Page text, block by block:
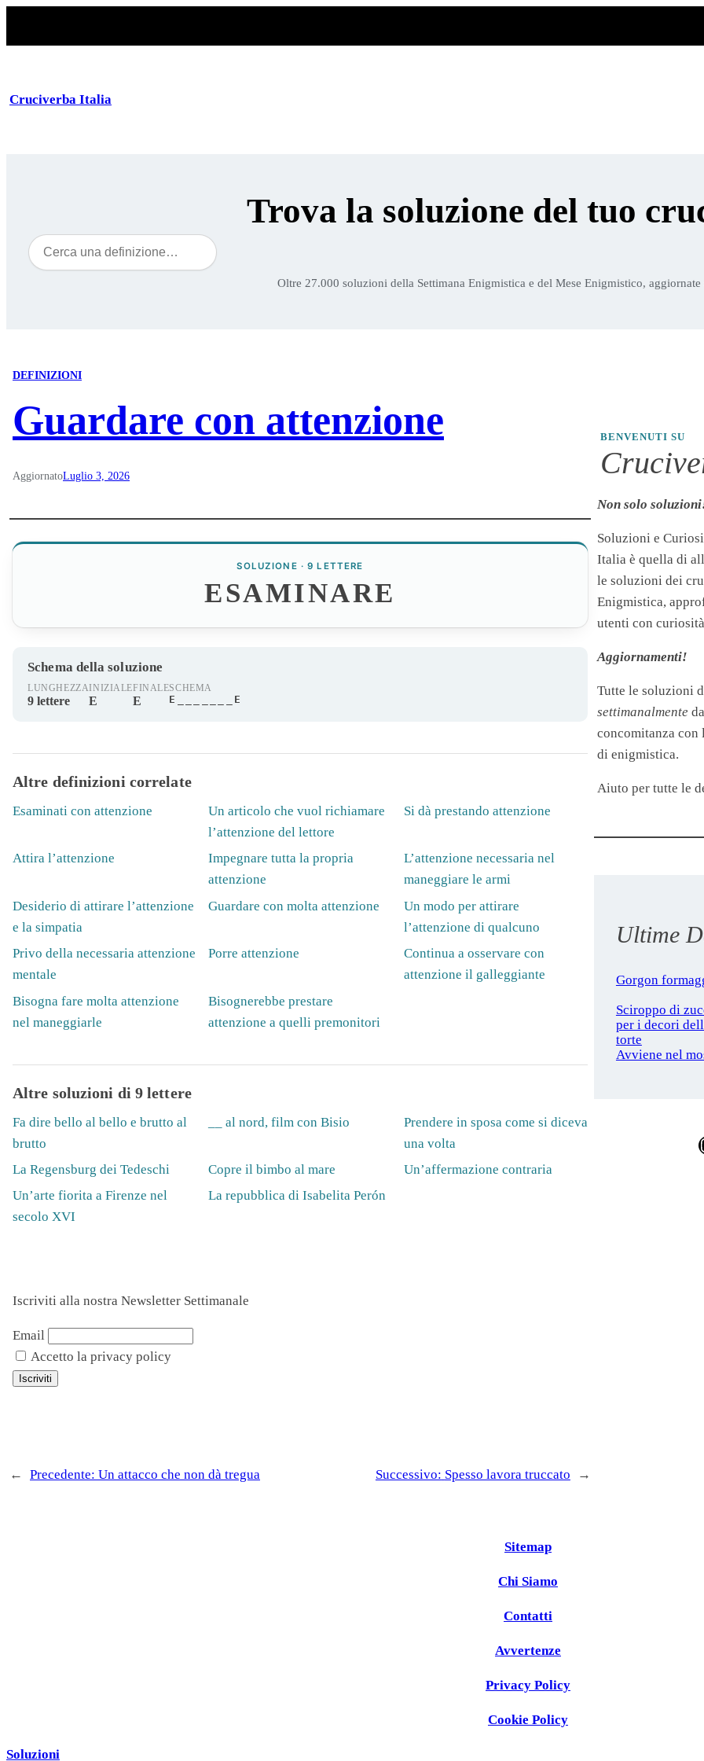
Cruciverba Italia
Trova la soluzione del tuo
Cerca
Oltre 27.000 soluzioni della Settimana Enigmistica e del Mese Enigmistico, aggiornate
DEFINIZIONI
Guardare con attenzione
AggiornatoLuglio 3, 2026
SOLUZIONE · 9 LETTERE
ESAMINARE
Schema della soluzione
LUNGHEZZA
9 lettere
INIZIALE
E
FINALE
E
SCHEMA
E_______E
Altre definizioni correlate
Esaminati con attenzione
Un articolo che vuol richiamare
l’attenzione del lettore
Si dà prestando attenzione
Attira l’attenzione
Impegnare tutta la propria
attenzione
L’attenzione necessaria nel
maneggiare le armi
Desiderio di attirare l’attenzione
e la simpatia
Guardare con molta attenzione
Un modo per attirare
l’attenzione di qualcuno
Privo della necessaria attenzione
mentale
Porre attenzione
Continua a osservare con
attenzione il galleggiante
Bisogna fare molta attenzione
nel maneggiarle
Bisognerebbe prestare
attenzione a quelli premonitori
Altre soluzioni di 9 lettere
Fa dire bello al bello e brutto al
brutto
__ al nord, film con Bisio
Prendere in sposa come si diceva
una volta
La Regensburg dei Tedeschi
Copre il bimbo al mare
Un’affermazione contraria
Un’arte fiorita a Firenze nel
secolo XVI
La repubblica di Isabelita Perón
Iscriviti alla nostra Newsletter Settimanale
Email
Accetto la privacy policy
← Precedente: Un attacco che non dà tregua Successivo: Spesso lavora truccato →
BENVENUTI SU
Non solo
Soluzioni e
Italia è quella di
le soluzioni dei
Enigmistica,
utenti con
Aggiornamenti!
Tutte le soluzioni
settimanalmente
concomitanza
di enigmistica.
Aiuto per tutte le
Ultime
Gorgon
Sciroppo di
per i decori
torte
Avviene nel
Sitemap
Chi Siamo
Contatti
Avvertenze
Privacy Policy
Cookie Policy
Soluzioni